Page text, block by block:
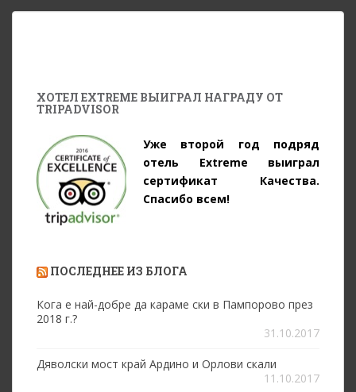
ХОТЕЛ EXTREME ВЫИГРАЛ НАГРАДУ ОТ
TRIPADVISOR
Уже второй год подряд
отель Extreme выиграл
сертификат Качества.
Спасибо всем!
ПОСЛЕДНЕЕ ИЗ БЛОГА
Кога е най-добре да караме ски в Пампорово през
2018 г.?
31.10.2017
Дяволски мост край Ардино и Орлови скали
11.10.2017